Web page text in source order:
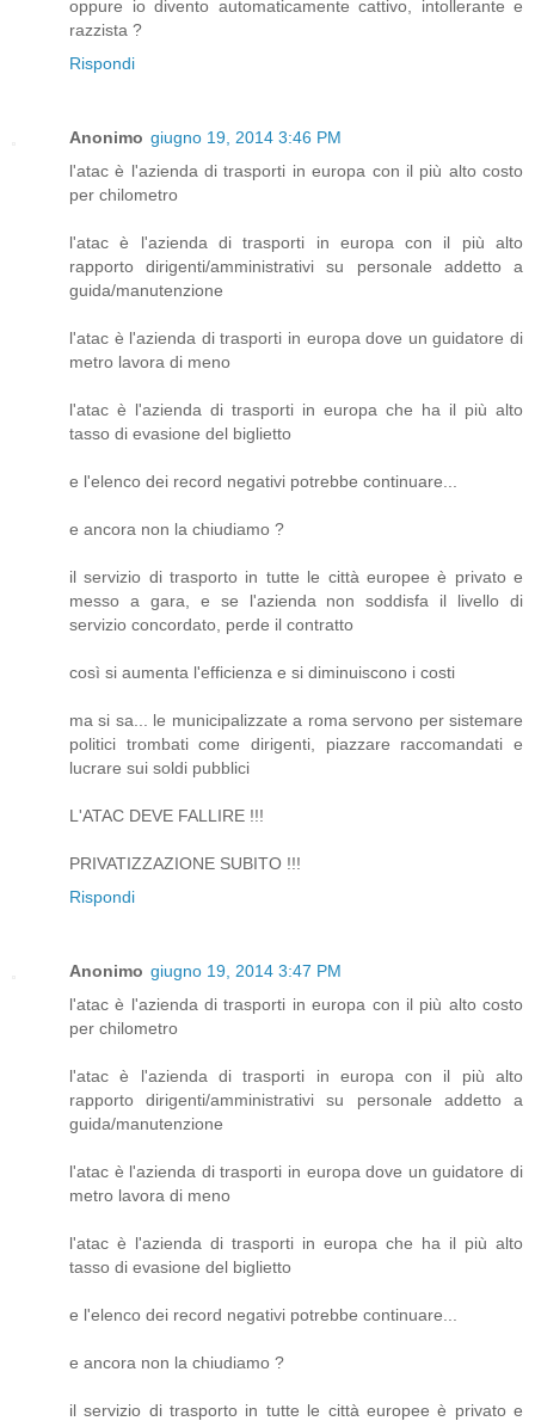
oppure io divento automaticamente cattivo, intollerante e
razzista ?
Rispondi
Anonimo giugno 19, 2014 3:46 PM
l'atac è l'azienda di trasporti in europa con il più alto costo
per chilometro
l'atac è l'azienda di trasporti in europa con il più alto
rapporto dirigenti/amministrativi su personale addetto a
guida/manutenzione
l'atac è l'azienda di trasporti in europa dove un guidatore di
metro lavora di meno
l'atac è l'azienda di trasporti in europa che ha il più alto
tasso di evasione del biglietto
e l'elenco dei record negativi potrebbe continuare...
e ancora non la chiudiamo ?
il servizio di trasporto in tutte le città europee è privato e
messo a gara, e se l'azienda non soddisfa il livello di
servizio concordato, perde il contratto
così si aumenta l'efficienza e si diminuiscono i costi
ma si sa... le municipalizzate a roma servono per sistemare
politici trombati come dirigenti, piazzare raccomandati e
lucrare sui soldi pubblici
L'ATAC DEVE FALLIRE !!!
PRIVATIZZAZIONE SUBITO !!!
Rispondi
Anonimo giugno 19, 2014 3:47 PM
l'atac è l'azienda di trasporti in europa con il più alto costo
per chilometro
l'atac è l'azienda di trasporti in europa con il più alto
rapporto dirigenti/amministrativi su personale addetto a
guida/manutenzione
l'atac è l'azienda di trasporti in europa dove un guidatore di
metro lavora di meno
l'atac è l'azienda di trasporti in europa che ha il più alto
tasso di evasione del biglietto
e l'elenco dei record negativi potrebbe continuare...
e ancora non la chiudiamo ?
il servizio di trasporto in tutte le città europee è privato e